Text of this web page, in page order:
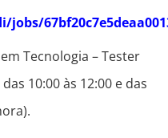
Tecnologia – Tester
10:00 às 12:00 e das